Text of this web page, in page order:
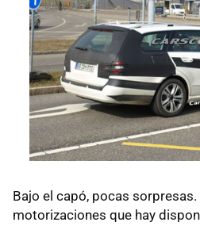
Bajo el capó, pocas
motorizaciones que hay